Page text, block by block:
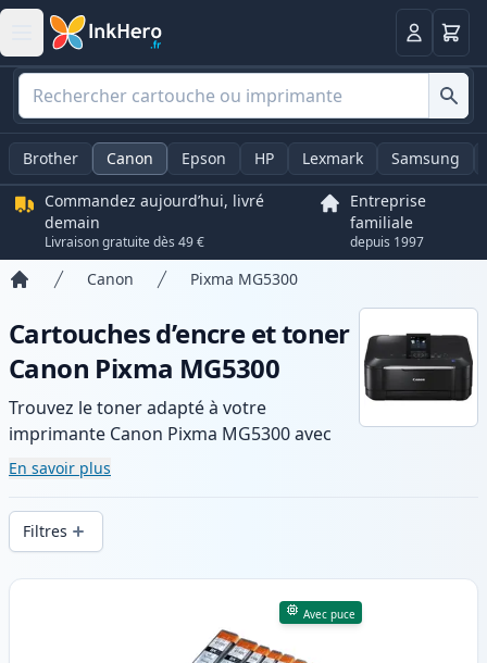
Panier
Brother Canon Epson HP Lexmark Samsung
Commandez aujourd’hui, livré
demain
Livraison gratuite dès 49 €
Entreprise
familiale
depuis 1997
Canon Pixma MG5300
Cartouches d’encre et toner
Canon Pixma MG5300
Trouvez le toner adapté à votre
imprimante Canon Pixma MG5300 avec
notre gamme de cartouches compatibles
et haute capacité. Profitez d’une qualité
d’impression constante et d’une livraison
rapide depuis un stock local en .
En savoir plus
Filtres
Produits
Avec puce